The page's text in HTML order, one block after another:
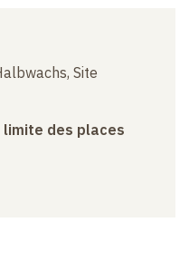
Site
limite des places